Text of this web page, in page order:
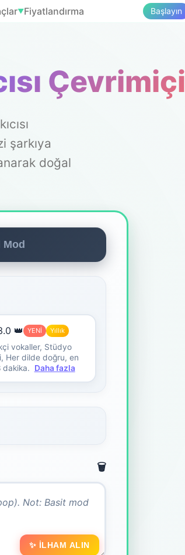
▼Fiyatlandırma Başlayın
Çevrimiçi
şarkıya
doğal
Mod
👑 YENİ Yıllık
vokaller, Stüdyo
Her dilde doğru, en
dakika.
Daha fazla
🗑️
✨ İLHAM ALIN